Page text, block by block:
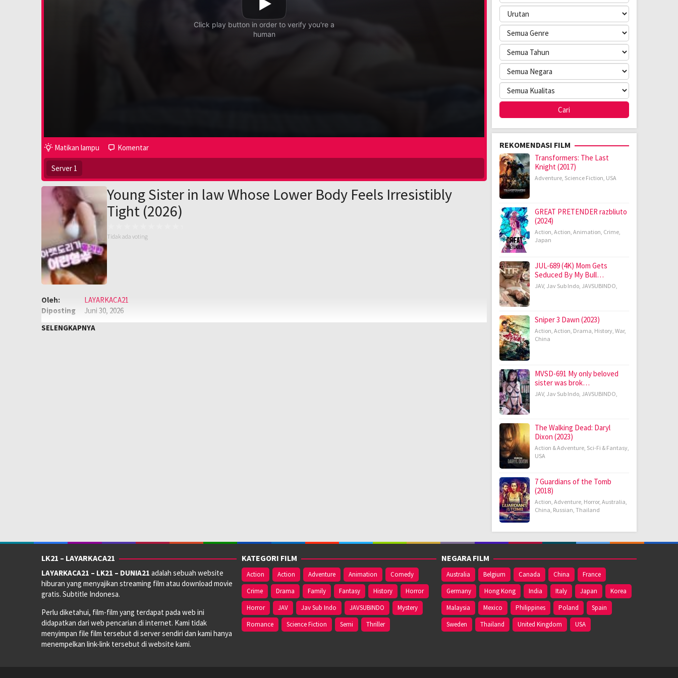
Matikan lampu Komentar
Server 1
Young Sister in law Whose Lower Body Feels Irresistibly
Tight (2026)
Tidak ada voting
Oleh:
LAYARKACA21
Diposting
Juni 30, 2026
Kualitas:
HD
SELENGKAPNYA
REKOMENDASI FILM
Transformers: The Last
Knight (2017)
Adventure, Science Fiction, USA
GREAT PRETENDER razbliuto
(2024)
Action, Action, Animation, Crime,
Japan
JUL-689 (4K) Mom Gets
Seduced By My Bull…
JAV, Jav Sub Indo, JAVSUBINDO,
Sniper 3 Dawn (2023)
Action, Action, Drama, History, War,
China
MVSD-691 My only beloved
sister was brok…
JAV, Jav Sub Indo, JAVSUBINDO,
The Walking Dead: Daryl
Dixon (2023)
Action & Adventure, Sci-Fi & Fantasy,
USA
7 Guardians of the Tomb
(2018)
Action, Adventure, Horror, Australia,
China, Russian, Thailand
LK21 – LAYARKACA21
LAYARKACA21 – LK21 – DUNIA21 adalah sebuah website
hiburan yang menyajikan streaming film atau download movie
gratis. Subtitle Indonesa.
Perlu diketahui, film-film yang terdapat pada web ini
didapatkan dari web pencarian di internet. Kami tidak
menyimpan file film tersebut di server sendiri dan kami hanya
menempelkan link-link tersebut di website kami.
KATEGORI FILM
Action Action Adventure Animation
Comedy
Crime
Drama Family Fantasy History
Horror
Horror
JAV Jav Sub Indo JAVSUBINDO
Mystery
Romance
Science Fiction Semi Thriller
NEGARA FILM
Australia Belgium Canada China
France
Germany
Hong Kong India Italy Japan
Korea
Malaysia
Mexico Philippines Poland
Spain
Sweden
Thailand United Kingdom USA